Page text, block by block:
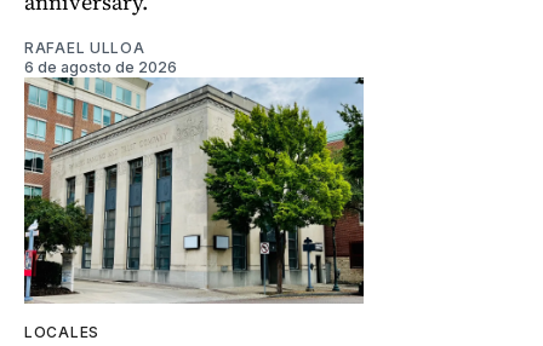
RAFAEL ULLOA
6 de agosto de 2026
LOCALES